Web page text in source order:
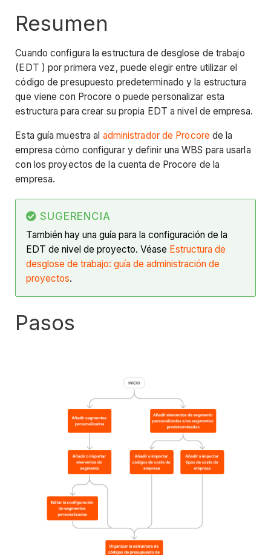
Resumen
Cuando configura la estructura de desglose de trabajo
(EDT ) por primera vez, puede elegir entre utilizar el
código de presupuesto predeterminado y la estructura
que viene con Procore o puede personalizar esta
estructura para crear su propia EDT a nivel de empresa.
Esta guía muestra al administrador de Procore de la
empresa cómo configurar y definir una WBS para usarla
con los proyectos de la cuenta de Procore de la
empresa.
SUGERENCIA
También hay una guía para la configuración de la
EDT de nivel de proyecto. Véase Estructura de
desglose de trabajo: guía de administración de
proyectos.
Pasos